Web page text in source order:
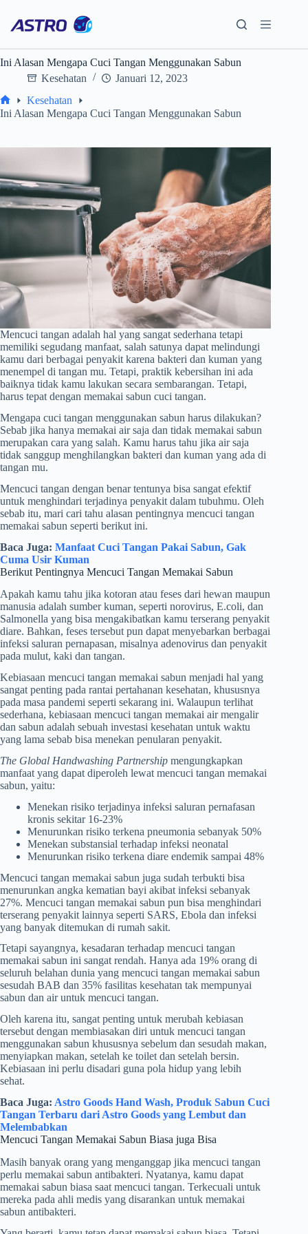
content
Ini Alasan Mengapa Cuci Tangan Menggunakan Sabun
Kesehatan
Januari 12, 2023
Home
Kesehatan
Ini Alasan Mengapa Cuci Tangan Menggunakan Sabun
Mencuci tangan adalah hal yang sangat sederhana tetapi
memiliki segudang manfaat, salah satunya dapat melindungi
kamu dari berbagai penyakit karena bakteri dan kuman yang
menempel di tangan mu. Tetapi, praktik kebersihan ini ada
baiknya tidak kamu lakukan secara sembarangan. Tetapi,
harus tepat dengan memakai sabun cuci tangan.
Mengapa cuci tangan menggunakan sabun harus dilakukan?
Sebab jika hanya memakai air saja dan tidak memakai sabun
merupakan cara yang salah. Kamu harus tahu jika air saja
tidak sanggup menghilangkan bakteri dan kuman yang ada di
tangan mu.
Mencuci tangan dengan benar tentunya bisa sangat efektif
untuk menghindari terjadinya penyakit dalam tubuhmu. Oleh
sebab itu, mari cari tahu alasan pentingnya mencuci tangan
memakai sabun seperti berikut ini.
Baca Juga: Manfaat Cuci Tangan Pakai Sabun, Gak
Cuma Usir Kuman
Berikut Pentingnya Mencuci Tangan Memakai Sabun
Apakah kamu tahu jika kotoran atau feses dari hewan maupun
manusia adalah sumber kuman, seperti norovirus, E.coli, dan
Salmonella yang bisa mengakibatkan kamu terserang penyakit
diare. Bahkan, feses tersebut pun dapat menyebarkan berbagai
infeksi saluran pernapasan, misalnya adenovirus dan penyakit
pada mulut, kaki dan tangan.
Kebiasaan mencuci tangan memakai sabun menjadi hal yang
sangat penting pada rantai pertahanan kesehatan, khususnya
pada masa pandemi seperti sekarang ini. Walaupun terlihat
sederhana, kebiasaan mencuci tangan memakai air mengalir
dan sabun adalah sebuah investasi kesehatan untuk waktu
yang lama sebab bisa menekan penularan penyakit.
The Global Handwashing Partnership mengungkapkan
manfaat yang dapat diperoleh lewat mencuci tangan memakai
sabun, yaitu:
Menekan risiko terjadinya infeksi saluran pernafasan
kronis sekitar 16-23%
Menurunkan risiko terkena pneumonia sebanyak 50%
Menekan substansial terhadap infeksi neonatal
Menurunkan risiko terkena diare endemik sampai 48%
Mencuci tangan memakai sabun juga sudah terbukti bisa
menurunkan angka kematian bayi akibat infeksi sebanyak
27%. Mencuci tangan memakai sabun pun bisa menghindari
terserang penyakit lainnya seperti SARS, Ebola dan infeksi
yang banyak ditemukan di rumah sakit.
Tetapi sayangnya, kesadaran terhadap mencuci tangan
memakai sabun ini sangat rendah. Hanya ada 19% orang di
seluruh belahan dunia yang mencuci tangan memakai sabun
sesudah BAB dan 35% fasilitas kesehatan tak mempunyai
sabun dan air untuk mencuci tangan.
Oleh karena itu, sangat penting untuk merubah kebiasan
tersebut dengan membiasakan diri untuk mencuci tangan
menggunakan sabun khususnya sebelum dan sesudah makan,
menyiapkan makan, setelah ke toilet dan setelah bersin.
Kebiasaan ini perlu disadari guna pola hidup yang lebih
sehat.
Baca Juga: Astro Goods Hand Wash, Produk Sabun Cuci
Tangan Terbaru dari Astro Goods yang Lembut dan
Melembabkan
Mencuci Tangan Memakai Sabun Biasa juga Bisa
Masih banyak orang yang menganggap jika mencuci tangan
perlu memakai sabun antibakteri. Nyatanya, kamu dapat
memakai sabun biasa saat mencuci tangan. Terkecuali untuk
mereka pada ahli medis yang disarankan untuk memakai
sabun antibakteri.